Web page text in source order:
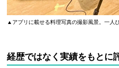
▲アプリに載せる料理写真の撮影風景。一人
経歴ではなく実績をもとに